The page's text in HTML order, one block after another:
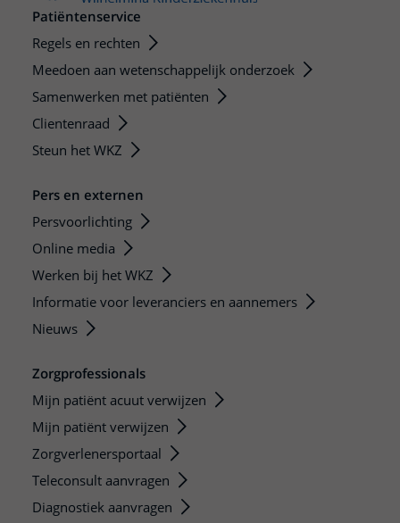
Patiëntenservice
Regels en rechten
Meedoen aan wetenschappelijk onderzoek
Samenwerken met patiënten
Clientenraad
Steun het WKZ
Pers en externen
Persvoorlichting
Online media
Werken bij het WKZ
Informatie voor leveranciers en aannemers
Nieuws
Zorgprofessionals
Mijn patiënt acuut verwijzen
Mijn patiënt verwijzen
Zorgverlenersportaal
Teleconsult aanvragen
Diagnostiek aanvragen